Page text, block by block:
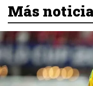
Más